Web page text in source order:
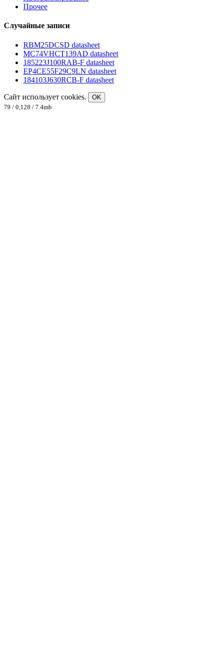
Прочее
Случайные записи
RBM25DCSD datasheet
MC74VHCT139AD datasheet
185223J100RAB-F datasheet
EP4CE55F29C9LN datasheet
184103J630RCB-F datasheet
Сайт использует cookies.
OK
79 / 0,128 / 7.4mb